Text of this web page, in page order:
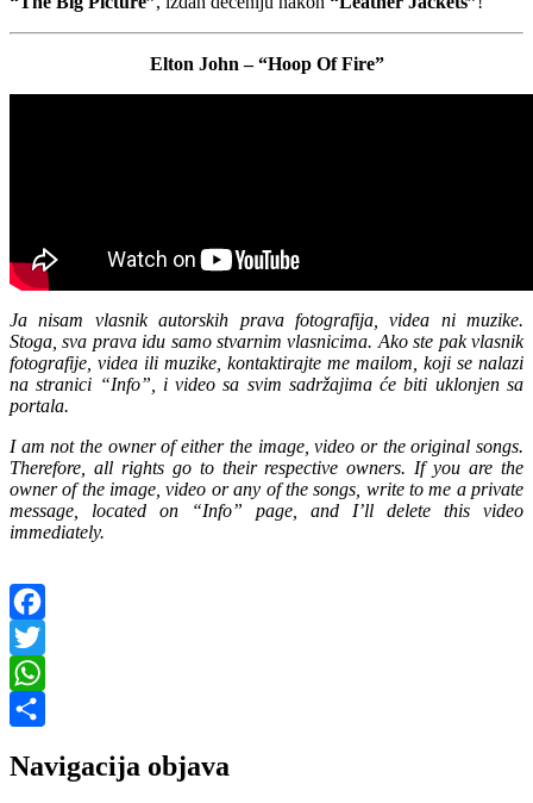
Elton John – “Hoop Of Fire”
Ja nisam vlasnik autorskih prava fotografija, videa ni muzike.
Stoga, sva prava idu samo stvarnim vlasnicima. Ako ste pak vlasnik
fotografije, videa ili muzike, kontaktirajte me mailom, koji se nalazi
na stranici “Info”, i video sa svim sadržajima će biti uklonjen sa
portala.
I am not the owner of either the image, video or the original songs.
Therefore, all rights go to their respective owners. If you are the
owner of the image, video or any of the songs, write to me a private
message, located on “Info” page, and I’ll delete this video
immediately.
Facebook
Twitter
WhatsApp
Navigacija objava